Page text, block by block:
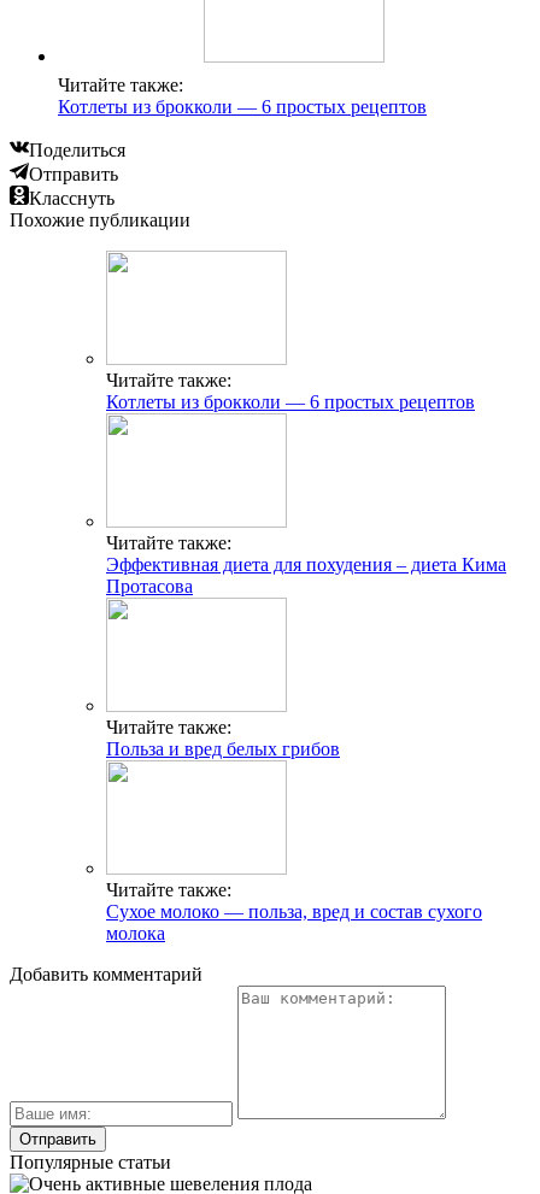
Читайте также:
Котлеты из брокколи — 6 простых рецептов
Поделиться
Отправить
Класснуть
Похожие публикации
Читайте также:
Котлеты из брокколи — 6 простых рецептов
Читайте также:
Эффективная диета для похудения – диета Кима
Протасова
Читайте также:
Польза и вред белых грибов
Читайте также:
Сухое молоко — польза, вред и состав сухого
молока
Добавить комментарий
Популярные статьи